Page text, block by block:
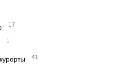
17
1
41